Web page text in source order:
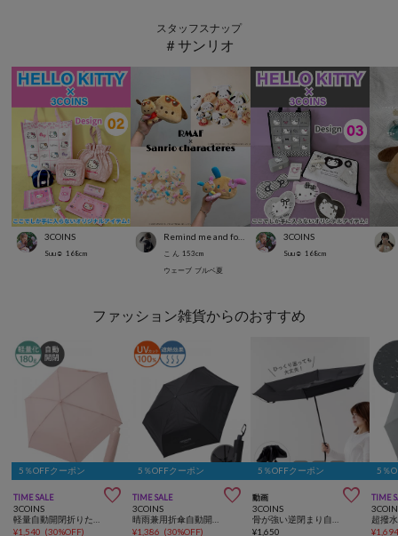
スタッフスナップ
＃サンリオ
3COINS
Suu☺︎ 168cm こ ん 153cm
ウェーブ ブルベ夏
3COINS
Suu☺︎ 168cm
ファッション雑貨からのおすすめ
5％OFFクーポン
TIME SALE 
3COINS
¥1,540 (30%OFF)
5％OFFクーポン
TIME SALE 
3COINS
¥1,386 (30%OFF)
5％OFFクーポン
動画 
3COINS
¥1,650
5％
TIME
超撥
¥